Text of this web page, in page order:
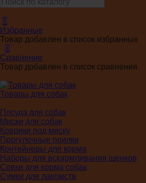
0
Избранные
Товар добавлен в список избранных
0
Сравнение
Товар добавлен в список сравнения
Товары для собак
Посуда для собак
Миски для собак
Коврики под миску
Прогулочные поилки
Контейнеры для корма
Наборы для вскармливания щенков
Совки для корма собак
Сумки для лакомств